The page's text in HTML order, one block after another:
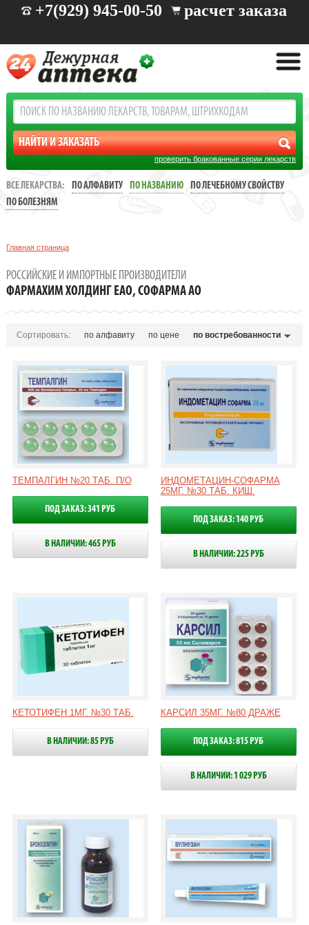
+7(929) 945-00-50 расчет заказа
проверить бракованные серии лекарств
ВСЕ ЛЕКАРСТВА: ПО АЛФАВИТУ ПО НАЗВАНИЮ
ПО ЛЕЧЕБНОМУ СВОЙСТВУ
ПО БОЛЕЗНЯМ
Главная страница
РОССИЙСКИЕ И ИМПОРТНЫЕ ПРОИЗВОДИТЕЛИ
ФАРМАХИМ ХОЛДИНГ ЕАО, СОФАРМА АО
Сортировать: по алфавиту по цене по востребованности
ТЕМПАЛГИН №20 ТАБ. П/О
ПОД ЗАКАЗ: 341 РУБ
В НАЛИЧИИ: 465 РУБ
ИНДОМЕТАЦИН-СОФАРМА
25МГ. №30 ТАБ. КИШ.
ПОД ЗАКАЗ: 140 РУБ
В НАЛИЧИИ: 225 РУБ
КЕТОТИФЕН 1МГ. №30 ТАБ.
В НАЛИЧИИ: 85 РУБ
КАРСИЛ 35МГ. №80 ДРАЖЕ
ПОД ЗАКАЗ: 815 РУБ
В НАЛИЧИИ: 1 029 РУБ